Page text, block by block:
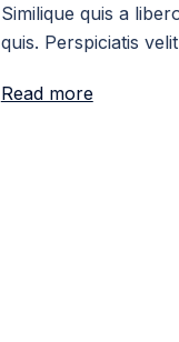
Similique quis a
quis. Perspiciatis
Read more